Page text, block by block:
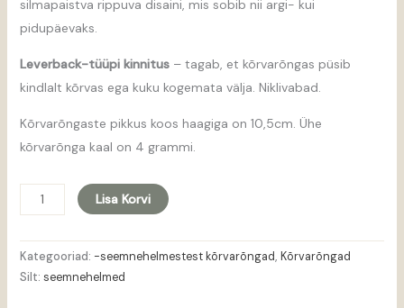
silmapaistva rippuva disaini, mis sobib nii argi- kui
pidupäevaks.
Leverback-tüüpi kinnitus– tagab, et kõrvarõngas püsib
kindlalt kõrvas ega kuku kogemata välja. Niklivabad.
Kõrvarõngaste pikkus koos haagiga on 10,5cm. Ühe
kõrvarõnga kaal on 4 grammi.
Lisa Korvi
Kategooriad: -seemnehelmestest kõrvarõngad, Kõrvarõngad
Silt: seemnehelmed